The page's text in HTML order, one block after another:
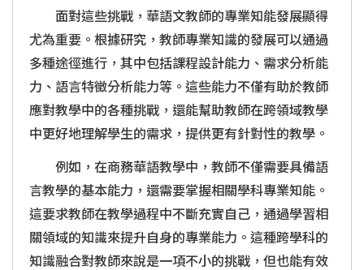
面對這些挑戰，華語文教師的專業知能發展顯得
尤為重要。根據研究，教師專業知識的發展可以通過
多種途徑進行，其中包括課程設計能力、需求分析能
力、語言特徵分析能力等。這些能力不僅有助於教師
應對教學中的各種挑戰，還能幫助教師在跨領域教學
中更好地理解學生的需求，提供更有針對性的教學。
例如，在商務華語教學中，教師不僅需要具備語
言教學的基本能力，還需要掌握相關學科專業知能。
這要求教師在教學過程中不斷充實自己，通過學習相
關領域的知識來提升自身的專業能力。這種跨學科的
知識融合對教師來說是一項不小的挑戰，但也能有效